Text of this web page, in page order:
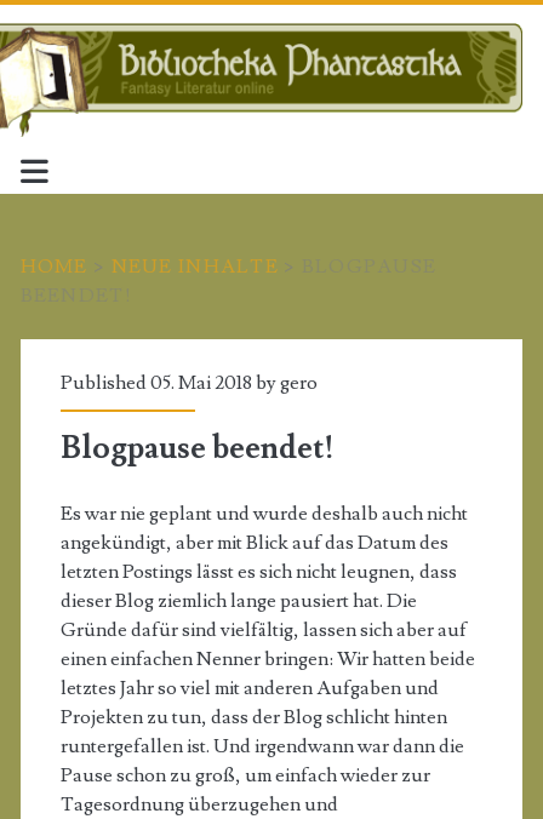
HOME > NEUE INHALTE >
Published 05. Mai 2018 bygero
Blogpause beendet!
Es war nie geplant und wurde deshalb auch nicht
angekündigt, aber mit Blick auf das Datum des
letzten Postings lässt es sich nicht leugnen, dass
dieser Blog ziemlich lange pausiert hat. Die
Gründe dafür sind vielfältig, lassen sich aber auf
einen einfachen Nenner bringen: Wir hatten beide
letztes Jahr so viel mit anderen Aufgaben und
Projekten zu tun, dass der Blog schlicht hinten
runtergefallen ist. Und irgendwann war dann die
Pause schon zu groß, um einfach wieder zur
Tagesordnung überzugehen und